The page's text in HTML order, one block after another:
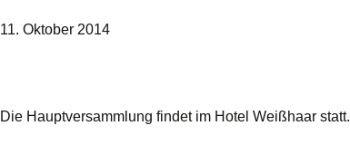
11. Oktober 2014
Die Hauptversammlung findet im Hotel Weißhaar statt.